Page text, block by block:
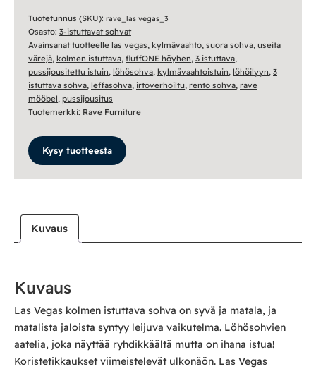
sohva
määrä
Tuotetunnus (SKU): rave_las vegas_3
Osasto: 3-istuttavat sohvat
Avainsanat tuotteelle las vegas, kylmävaahto, suora sohva, useita
värejä, kolmen istuttava, fluffONE höyhen, 3 istuttava,
pussijousitettu istuin, löhösohva, kylmävaahtoistuin, löhöilyyn, 3
istuttava sohva, leffasohva, irtoverhoiltu, rento sohva, rave
mööbel, pussijousitus
Tuotemerkki: Rave Furniture
Kysy tuotteesta
Kuvaus
Kuvaus
Las Vegas kolmen istuttava sohva on syvä ja matala, ja
matalista jaloista syntyy leijuva vaikutelma. Löhösohvien
aatelia, joka näyttää ryhdikkäältä mutta on ihana istua!
Koristetikkaukset viimeistelevät ulkonäön. Las Vegas